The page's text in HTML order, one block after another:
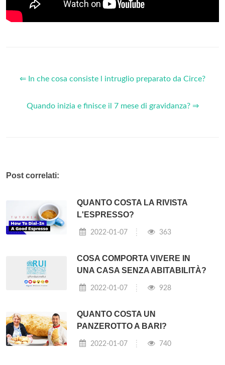
⇐ In che cosa consiste l intruglio preparato da Circe?
Quando inizia e finisce il 7 mese di gravidanza? ⇒
Post correlati:
QUANTO COSTA LA RIVISTA
L'ESPRESSO?
2022-01-07 363
COSA COMPORTA VIVERE IN
UNA CASA SENZA ABITABILITÀ?
2022-01-07 928
QUANTO COSTA UN
PANZEROTTO A BARI?
2022-01-07 740